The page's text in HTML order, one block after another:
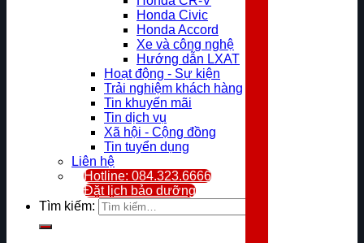
Honda Civic
Honda Accord
Xe và công nghệ
Hướng dẫn LXAT
Hoạt động - Sự kiện
Trải nghiệm khách hàng
Tin khuyến mãi
Tin dịch vụ
Xã hội - Cộng đồng
Tin tuyển dụng
Liên hệ
Hotline: 084.323.6666
Đặt lịch bảo dưỡng
Tìm kiếm: